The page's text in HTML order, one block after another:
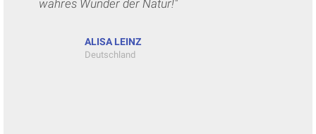
wahres Wunder der Natur!"
ALISA LEINZ
Deutschland